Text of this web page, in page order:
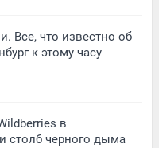
Все, что известно об
к этому часу
в
столб черного дыма